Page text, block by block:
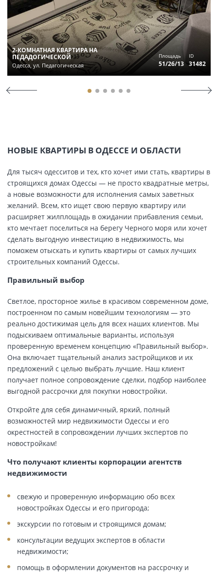
2-КОМНАТНАЯ КВАРТИРА НА
ПЕДАДОГИЧЕСКОЙ
Одесса, ул. Педагогическая
Площадь
51/26/13
ID
31482
НОВЫЕ КВАРТИРЫ В ОДЕССЕ И ОБЛАСТИ
Для тысяч одесситов и тех, кто хочет ими стать, квартиры в
строящихся домах Одессы — не просто квадратные метры,
а новые возможности для исполнения самых заветных
желаний. Всем, кто ищет свою первую квартиру или
расширяет жилплощадь в ожидании прибавления семьи,
кто мечтает поселиться на берегу Черного моря или хочет
сделать выгодную инвестицию в недвижимость, мы
поможем отыскать и купить квартиры от самых лучших
строительных компаний Одессы.
Правильный выбор
Светлое, просторное жилье в красивом современном доме,
построенном по самым новейшим технологиям — это
реально достижимая цель для всех наших клиентов. Мы
подыскиваем оптимальные варианты, используя
проверенную временем концепцию «Правильный выбор».
Она включает тщательный анализ застройщиков и их
предложений с целью выбрать лучшие. Наш клиент
получает полное сопровождение сделки, подбор наиболее
выгодной рассрочки для покупки новостройки.
Откройте для себя динамичный, яркий, полный
возможностей мир недвижимости Одессы и его
окрестностей в сопровождении лучших экспертов по
новостройкам!
Что получают клиенты корпорации агентств
недвижимости
свежую и проверенную информацию обо всех
новостройках Одессы и его пригорода;
экскурсии по готовым и строящимся домам;
консультации ведущих экспертов в области
недвижимости;
помощь в оформлении документов на рассрочку и